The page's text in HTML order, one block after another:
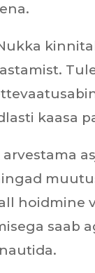
kaasa
arvestama
hoidmine
saab